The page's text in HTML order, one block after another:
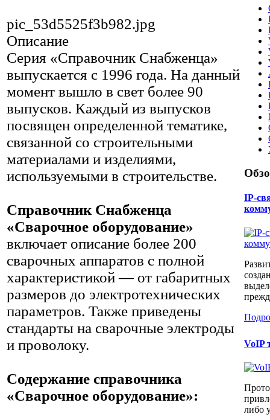
pic_53d5525f3b982.jpg
Описание
Серия «Справочник Снабженца»
выпускается с 1996 года. На данный
момент вышло в свет более 90
выпусков. Каждый из выпусков
посвящен определенной тематике,
связанной со строительными
материалами и изделиями,
используемыми в строительстве.
Справочник Снабженца
«Сварочное оборудование»
включает описание более 200
сварочных аппаратов с полной
характеристикой — от габаритных
размеров до электротехнических
параметров. Также приведены
стандарты на сварочные электроды
и проволоку.
Содержание справочника
«Сварочное оборудование»:
IP-
​VoIP
либо